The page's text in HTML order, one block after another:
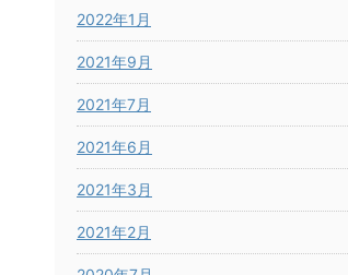
2022年1月
2021年9月
2021年7月
2021年6月
2021年3月
2021年2月